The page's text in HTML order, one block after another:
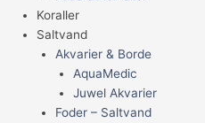
Koraller
Saltvand
Akvarier & Borde
AquaMedic
Juwel Akvarier
Foder – Saltvand